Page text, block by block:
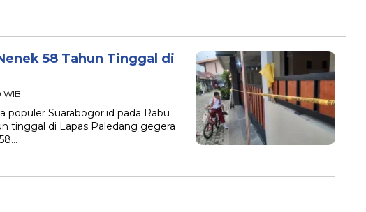
58 Tahun Tinggal di
WIB
populer Suarabogor.id pada Rabu
tinggal di Lapas Paledang gegera